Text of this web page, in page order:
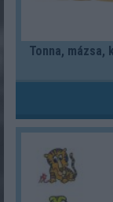
Tonna, mázsa,